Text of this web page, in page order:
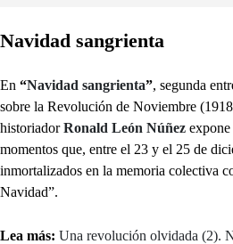
Navidad sangrienta
En “Navidad sangrienta”, segunda
sobre la Revolución de Noviembre
historiadorRonald León Núñez
momentos que, entre el 23 y el 25 de
inmortalizados en la memoria colectiva
Navidad”.
Lea más: Una revolución olvidada (2).